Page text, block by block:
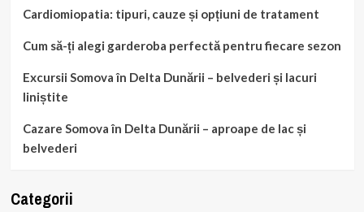
Cardiomiopatia: tipuri, cauze și opțiuni de tratament
Cum să-ți alegi garderoba perfectă pentru fiecare sezon
Excursii Somova în Delta Dunării – belvederi și lacuri
liniștite
Cazare Somova în Delta Dunării – aproape de lac și
belvederi
Categorii